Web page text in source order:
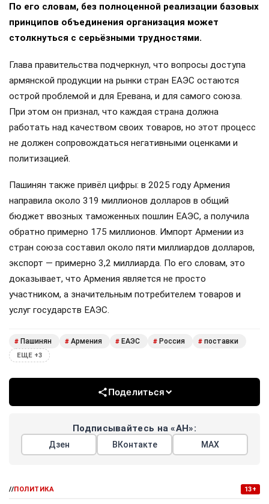
По его словам, без полноценной реализации базовых
принципов объединения организация может
столкнуться с серьёзными трудностями.
Глава правительства подчеркнул, что вопросы доступа
армянской продукции на рынки стран ЕАЭС остаются
острой проблемой и для Еревана, и для самого союза.
При этом он признал, что каждая страна должна
работать над качеством своих товаров, но этот процесс
не должен сопровождаться негативными оценками и
политизацией.
Пашинян также привёл цифры: в 2025 году Армения
направила около 319 миллионов долларов в общий
бюджет ввозных таможенных пошлин ЕАЭС, а получила
обратно примерно 175 миллионов. Импорт Армении из
стран союза составил около пяти миллиардов долларов,
экспорт — примерно 3,2 миллиарда. По его словам, это
доказывает, что Армения является не просто
участником, а значительным потребителем товаров и
услуг государств ЕАЭС.
# Пашинян # Армения # ЕАЭС # Россия # поставки
ЕЩЕ +3
Поделиться
Подписывайтесь на «АН»:
Дзен ВКонтакте МАХ
//ПОЛИТИКА 13+